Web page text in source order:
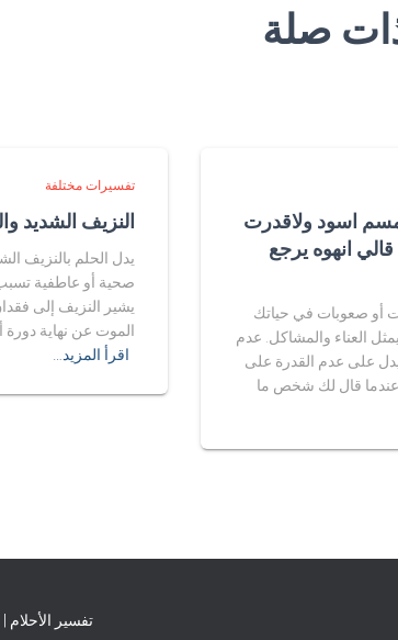
صلة
اسود ولاقدرت
انهوه يرجع
أو صعوبات في حياتك
العناء والمشاكل. عدم
على عدم القدرة على
قال لك شخص ما
تفسيرات مختلفة
النزيف الشديد
يدل الحلم بالنزيف
صحية أو عاطفية
يشير النزيف إلى
الموت عن نهاية
اقرأ المزيد…
تفسير الأحلام | Made with ❤️ by AYO Technology